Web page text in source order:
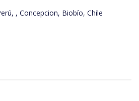
, Concepcion, Biobío, Chile